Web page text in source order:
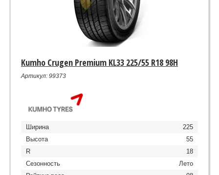
Kumho Crugen Premium KL33 225/55 R18 98H
Артикул: 99373
Ширина
225
Высота
55
R
18
Сезонность
Лето